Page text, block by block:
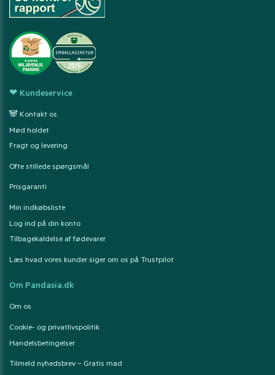
❤ Kundeservice
🐼 Kontakt os
Mød holdet
Fragt og levering
Ofte stillede spørgsmål
Prisgaranti
Min indkøbsliste
Log ind på din konto
Tilbagekaldelse af fødevarer
Læs hvad vores kunder siger om os på Trustpilot
Om Pandasia.dk
Om os
Cookie- og privatlivspolitik
Handelsbetingelser
Tilmeld nyhedsbrev – Gratis mad